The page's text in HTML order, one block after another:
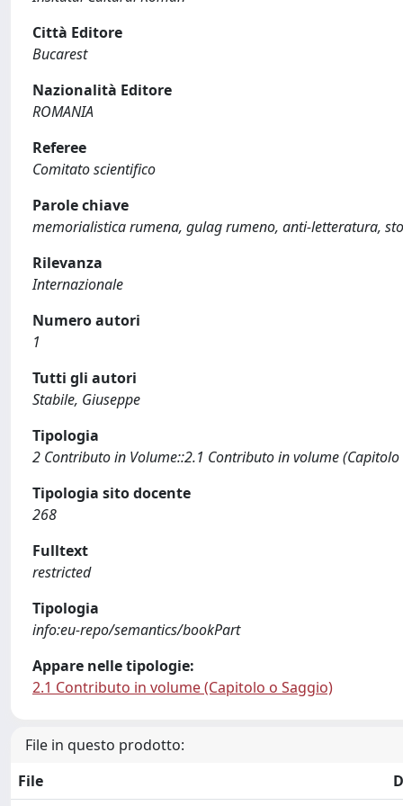
Città Editore
Bucarest
Nazionalità Editore
ROMANIA
Referee
Comitato scientifico
Parole chiave
memorialistica rumena, gulag rumeno, anti-letteratura,
Rilevanza
Internazionale
Numero autori
1
Tutti gli autori
Stabile, Giuseppe
Tipologia
2 Contributo in Volume::2.1 Contributo in volume (Capitolo
Tipologia sito docente
268
Fulltext
restricted
Tipologia
info:eu-repo/semantics/bookPart
Appare nelle tipologie:
2.1 Contributo in volume (Capitolo o Saggio)
File in questo prodotto:
File